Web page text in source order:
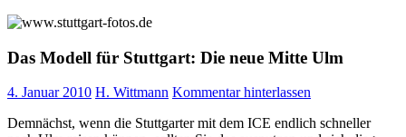
Das Modell für Stuttgart: Die neue Mitte Ulm
4. Januar 2010 H. Wittmann Kommentar hinterlassen
Demnächst, wenn die Stuttgarter mit dem ICE endlich schneller